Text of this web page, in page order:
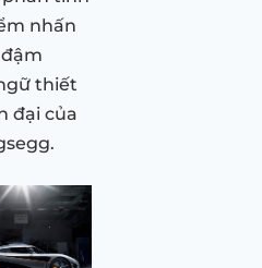
nhấn
thiết
đại của